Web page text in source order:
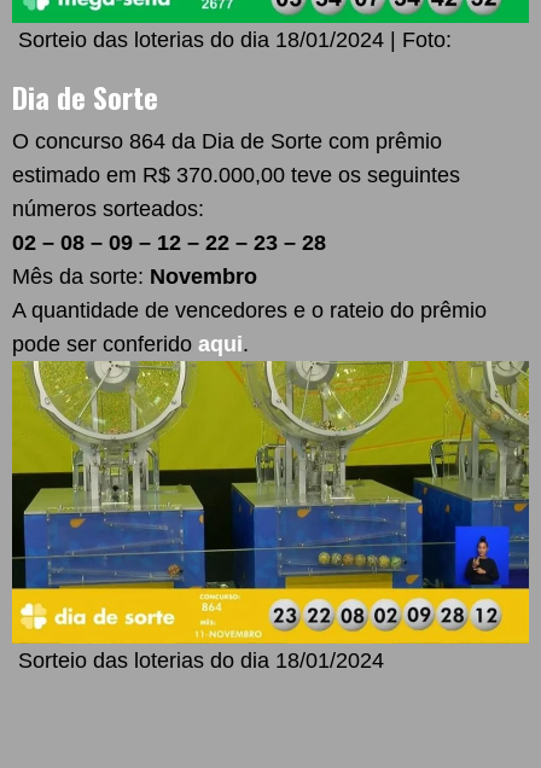
Sorteio das loterias do dia 18/01/2024 | Foto:
Dia de Sorte
O concurso 864 da Dia de Sorte com prêmio
estimado em R$ 370.000,00 teve os seguintes
números sorteados:
02 – 08 – 09 – 12 – 22 – 23 – 28
Mês da sorte: Novembro
A quantidade de vencedores e o rateio do prêmio
pode ser conferido aqui.
Sorteio das loterias do dia 18/01/2024